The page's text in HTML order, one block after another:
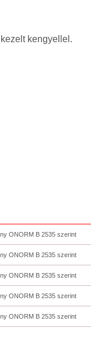
kengyellel.
ONORM B 2535 szerint
ONORM B 2535 szerint
ONORM B 2535 szerint
ONORM B 2535 szerint
ONORM B 2535 szerint